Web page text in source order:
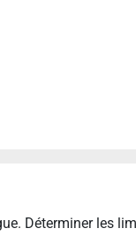
Déterminer les